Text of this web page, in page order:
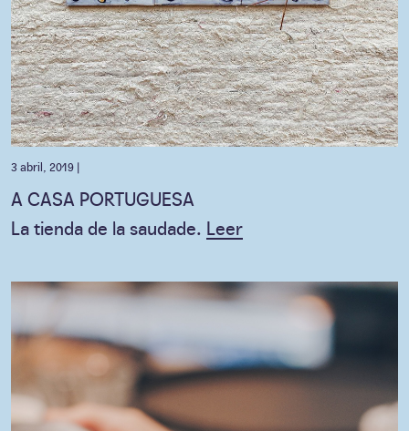
3 abril, 2019 |
A CASA PORTUGUESA
La tienda de la saudade. Leer